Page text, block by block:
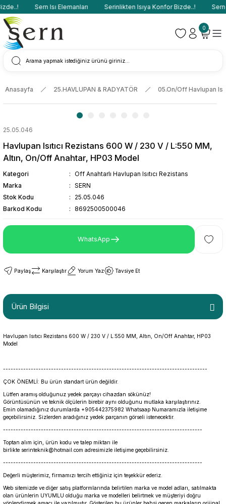
Sern Isı Elemanları Serinlikten Isıya Konfor Bizde..! Sern
0
Anasayfa 25.HAVLUPAN & RADYATÖR 05.On/Off Havlupan
25.05.046
Havlupan Isıtıcı Rezistans 600 W / 230 V / L:550 MM,
Altın, On/Off Anahtar, HP03 Model
Kategori
Off Anahtarlı Havlupan Isıtıcı Rezistans
Marka
SERN
Stok Kodu
25.05.046
Barkod Kodu
8692500500046
WhatsApp
Paylaş Karşılaştır Yorum Yaz Tavsiye Et
Ürün Bilgisi
Havlupan Isıtıcı Rezistans 600 W / 230 V / L:550 MM, Altın, On/Off Anahtar, HP03
Model
---------------------------------------------------------------------------------
ÇOK ÖNEMLİ: Bu ürün standart ürün değildir.
Lütfen aramış olduğunuz yedek parçayı cihazdan sökünüz!
Görüntüsünün ve teknik ölçülerin birebir aynı olduğunu mutlaka karşılaştırınız.
Emin olamadığınız durumlarda +905442375982 Whatsaap Numaramızla iletişime
geçebilirsiniz. Sizlerden aradığınız yedek parçanın görseli istenecektir.
-------------------------------------------------------------------------------
Toptan alım için, ürün kodu ve talep miktarı ile
birlikte serinteknik@hotmail.com adresimizle iletişime geçebilirsiniz.
-------------------------------------------------------------------------------
Değerli müşterimiz, firmamızı tercih ettiğiniz için teşekkür ederiz.
Web sitemizde ve diğer satış platformlarında belirtilen marka ve model adları, satılmakta
olan ürünlerin UYUMLU olduğu marka ve modelleri belirtmek ve müşteriyi doğru